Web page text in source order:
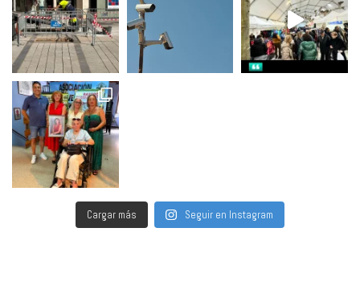
Cargar más Seguir en Instagram